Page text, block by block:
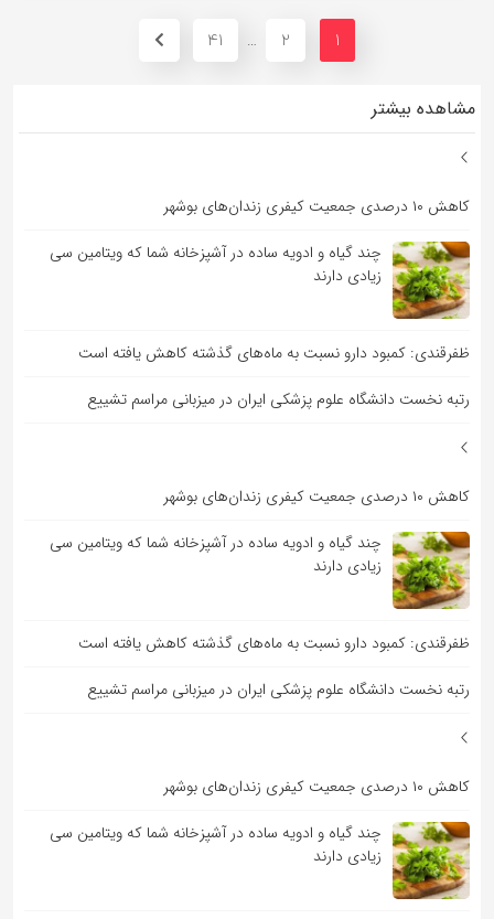
1
2
…
41
مشاهده بیشتر
کاهش ۱۰ درصدی جمعیت کیفری زندان‌های بوشهر
چند گیاه و ادویه ساده در آشپزخانه شما که ویتامین سی
زیادی دارند
ظفرقندی: کمبود دارو نسبت به ماه‌های گذشته کاهش یافته است
رتبه نخست دانشگاه علوم پزشکی ایران در میزبانی مراسم تشییع
کاهش ۱۰ درصدی جمعیت کیفری زندان‌های بوشهر
چند گیاه و ادویه ساده در آشپزخانه شما که ویتامین سی
زیادی دارند
ظفرقندی: کمبود دارو نسبت به ماه‌های گذشته کاهش یافته است
رتبه نخست دانشگاه علوم پزشکی ایران در میزبانی مراسم تشییع
کاهش ۱۰ درصدی جمعیت کیفری زندان‌های بوشهر
چند گیاه و ادویه ساده در آشپزخانه شما که ویتامین سی
زیادی دارند